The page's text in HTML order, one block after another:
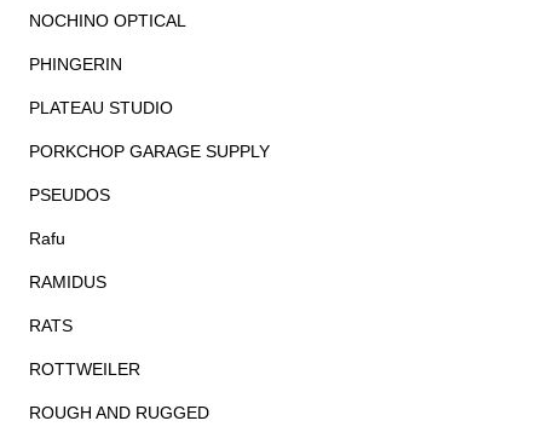
NOCHINO OPTICAL
PHINGERIN
PLATEAU STUDIO
PORKCHOP GARAGE SUPPLY
PSEUDOS
Rafu
RAMIDUS
RATS
ROTTWEILER
ROUGH AND RUGGED